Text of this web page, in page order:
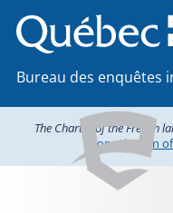
Bureau des enquêtes
The Charter of the French
consultation